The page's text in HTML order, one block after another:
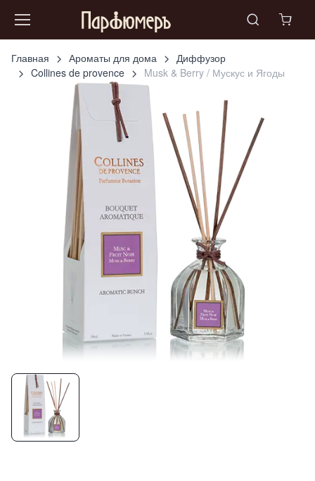
Главная Ароматы для дома
Диффузор
Collines de provence
Musk & Berry / Мускус и Ягоды